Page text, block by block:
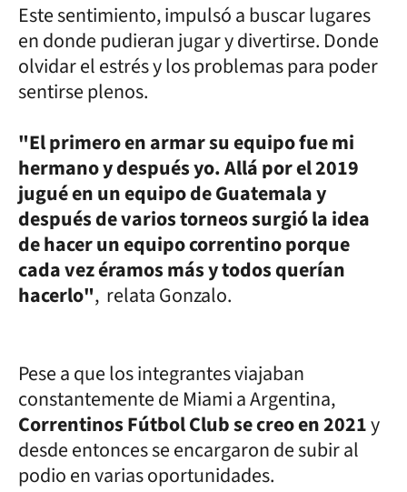
Este sentimiento, impulsó a buscar lugares
en donde pudieran jugar y divertirse. Donde
olvidar el estrés y los problemas para poder
sentirse plenos.
"El primero en armar su equipo fue mi
hermano y después yo. Allá por el 2019
jugué en un equipo de Guatemala y
después de varios torneos surgió la idea
de hacer un equipo correntino porque
cada vez éramos más y todos querían
hacerlo", relata Gonzalo.
Pese a que los integrantes viajaban
constantemente de Miami a Argentina,
Correntinos Fútbol Club se creo en 2021y
desde entonces se encargaron de subir al
podio en varias oportunidades.